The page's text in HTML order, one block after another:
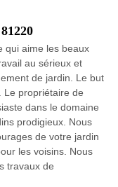
qui aime les beaux
au sérieux et
de jardin. Le but
Le propriétaire de
dans le domaine
prodigieux. Nous
de votre jardin
les voisins. Nous
travaux de